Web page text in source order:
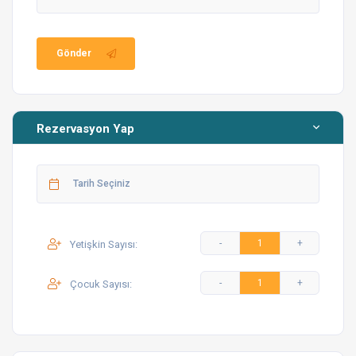
Restoran ve eğlence yerleri
kılavuzunu inceleyebilirsiniz.
için bazı bilgileri paylaşmanın önemli olduğunu
Villa Giriş Saati: 16:00 / Villa Çıkış Saati: 10:00
Havuz ve bahçe bakımı bölgemizde bulunan
Misafirlere açığız, ancak bilgimiz olmadan
Gönder
Rezervasyon Yap
Yetişkin Sayısı:
Çocuk Sayısı: